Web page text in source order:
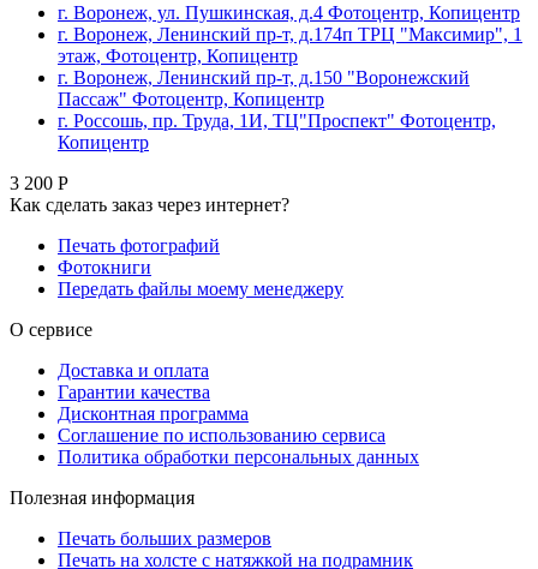
г. Воронеж, ул. Пушкинская, д.4 Фотоцентр, Копицентр
г. Воронеж, Ленинский пр-т, д.174п ТРЦ "Максимир", 1
этаж, Фотоцентр, Копицентр
г. Воронеж, Ленинский пр-т, д.150 "Воронежский
Пассаж" Фотоцентр, Копицентр
г. Россошь, пр. Труда, 1И, ТЦ"Проспект" Фотоцентр,
Копицентр
3 200 Р
Как сделать заказ через интернет?
Печать фотографий
Фотокниги
Передать файлы моему менеджеру
О сервисе
Доставка и оплата
Гарантии качества
Дисконтная программа
Соглашение по использованию сервиса
Политика обработки персональных данных
Полезная информация
Печать больших размеров
Печать на холсте c натяжкой на подрамник